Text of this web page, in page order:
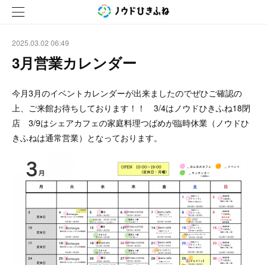
2025.03.02 06:49
3月営業カレンダー
今月3月のイベントカレンダーが出来ましたのでぜひご確認の
上、ご来館お待ちしております！！ 3/4はノウドひきふね18閉
店 3/9はシェアカフェの家庭料理つばめが臨時休業（ノウドひ
きふねは通常営業）となっております。